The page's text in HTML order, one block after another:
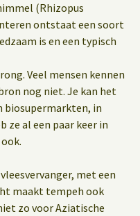
(Rhizopus
ontstaat een soort
is en een typisch
Veel mensen kennen
nog niet. Je kan het
biosupermarkten, in
ze al een paar keer in
met een
maakt tempeh ook
zo voor Aziatische